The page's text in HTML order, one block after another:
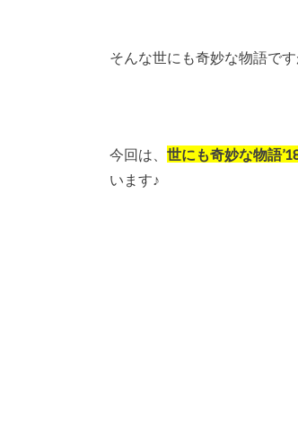
そんな世にも奇妙な物語で
今回は、 世にも奇妙な物語
います♪